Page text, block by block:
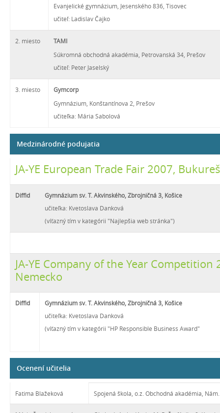
Evanjelické gymnázium, Jesenského 836, Tisovec
učiteľ: Ladislav Čajko
2. miesto
TAMI
Súkromná obchodná akadémia, Petrovanská 34, Prešov
učiteľ: Peter Jaselský
3. miesto
Gymcorp
Gymnázium, Konštantínova 2, Prešov
učiteľka: Mária Sabolová
Medzinárodné podujatia
JA-YE European Trade Fair 2007,
Diffid
Gymnázium sv. T. Akvinského, Zbrojničná 3, Košice
učiteľka: Kvetoslava Danková
(víťazný tím v kategórii "Najlepšia web stránka")
JA-YE Company of the Year Competition
Nemecko
Diffid
Gymnázium sv. T. Akvinského, Zbrojničná 3, Košice
učiteľka: Kvetoslava Danková
(víťazný tím v kategórii "HP Responsible Business Award"
Ocenení učitelia
Fatima Blažeková Spojená škola, o.z. Obchodná akadémia,